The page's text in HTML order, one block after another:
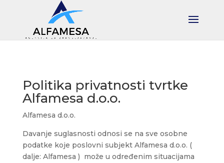
Politika privatnosti tvrtke
Alfamesa d.o.o.
Alfamesa d.o.o.
Davanje suglasnosti odnosi se na sve osobne
podatke koje poslovni subjekt Alfamesa d.o.o. (
dalje: Alfamesa ) može u određenim situacijama